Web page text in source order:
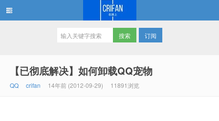
订阅
【已彻底解决】如何卸载QQ宠物
QQ crifan 14年前 (2012-09-29) 11891浏览